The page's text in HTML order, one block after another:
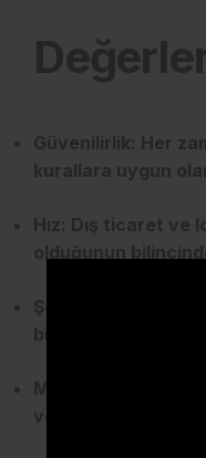
Güvenilirlik: Her
kurallara uygun
Hız: Dış ticaret ve
olduğunun
Şeffaflık:
bilgi veriyoruz.
Müşteri Odaklılık:
ve beklentilerini ön